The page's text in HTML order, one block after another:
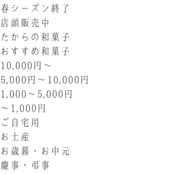
春シーズン終了
店頭販売中
たからの和菓子
おすすめ和菓子
10,000円〜
5,000円〜10,000円
1,000〜5,000円
〜1,000円
ご自宅用
お土産
お歳暮・お中元
慶事・弔事